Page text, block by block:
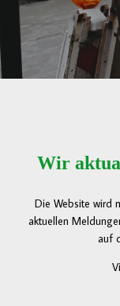
Wir
Die Website wird
aktuellen
auf